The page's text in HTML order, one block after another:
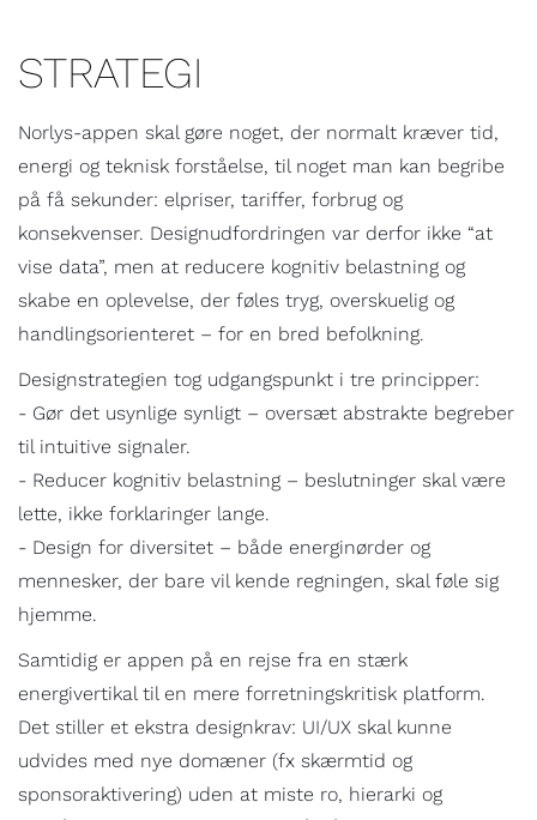
STRATEGI
Norlys-appen skal gøre noget, der normalt kræver tid,
energi og teknisk forståelse, til noget man kan begribe
på få sekunder: elpriser, tariffer, forbrug og
konsekvenser. Designudfordringen var derfor ikke “at
vise data”, men at reducere kognitiv belastning og
skabe en oplevelse, der føles tryg, overskuelig og
handlingsorienteret – for en bred befolkning.
Designstrategien tog udgangspunkt i tre principper:
- Gør det usynlige synligt – oversæt abstrakte begreber
til intuitive signaler.
- Reducer kognitiv belastning – beslutninger skal være
lette, ikke forklaringer lange.
- Design for diversitet – både energinørder og
mennesker, der bare vil kende regningen, skal føle sig
hjemme.
Samtidig er appen på en rejse fra en stærk
energivertikal til en mere forretningskritisk platform.
Det stiller et ekstra designkrav: UI/UX skal kunne
udvides med nye domæner (fx skærmtid og
sponsoraktivering) uden at miste ro, hierarki og